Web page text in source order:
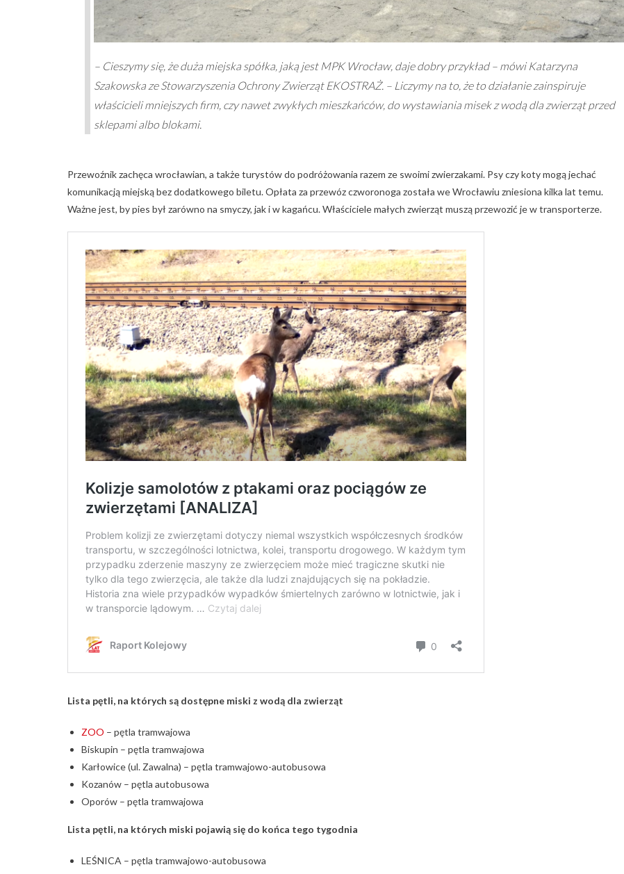
– Cieszymy się, że duża miejska spółka, jaką jest MPK Wrocław, daje dobry przykład – mówi Katarzyna
Szakowska ze Stowarzyszenia Ochrony Zwierząt EKOSTRAŻ. – Liczymy na to, że to działanie zainspiruje
właścicieli mniejszych firm, czy nawet zwykłych mieszkańców, do wystawiania misek z wodą dla zwierząt przed
sklepami albo blokami.
Przewoźnik zachęca wrocławian, a także turystów do podróżowania razem ze swoimi zwierzakami. Psy czy koty mogą jechać
komunikacją miejską bez dodatkowego biletu. Opłata za przewóz czworonoga została we Wrocławiu zniesiona kilka lat temu.
Ważne jest, by pies był zarówno na smyczy, jak i w kagańcu. Właściciele małych zwierząt muszą przewozić je w transporterze.
Lista pętli, na których są dostępne miski z wodą dla zwierząt
ZOO – pętla tramwajowa
Biskupin – pętla tramwajowa
Karłowice (ul. Zawalna) – pętla tramwajowo-autobusowa
Kozanów – pętla autobusowa
Oporów – pętla tramwajowa
Lista pętli, na których miski pojawią się do końca tego tygodnia
LEŚNICA – pętla tramwajowo-autobusowa